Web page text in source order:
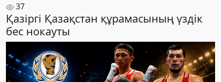
37
Қазіргі Қазақстан құрамасының үздік
бес нокауты